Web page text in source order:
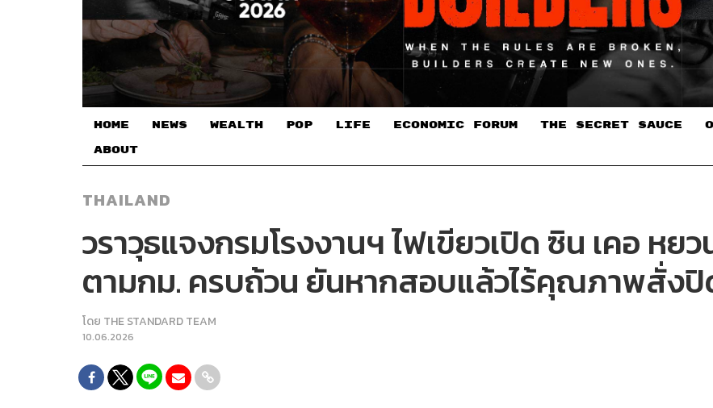
HOME NEWS WEALTH POP LIFE ECONOMIC FORUM THE SECRET SAUCE​
ABOUT
THAILAND
วราวุธแจงกรมโรงงานฯ ไฟเขียวเปิด ซิน เคอ หย
ตามกม. ครบถ้วน ยันหากสอบแล้วไร้คุณภาพสั่งปิ
โดย THE STANDARD TEAM
10.06.2026